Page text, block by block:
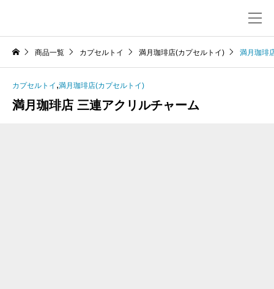
商品一覧 カプセルトイ 満月珈琲店(カプセルトイ) 満月珈琲
カプセルトイ ,満月珈琲店(カプセルトイ)
満月珈琲店 三連アクリルチャーム